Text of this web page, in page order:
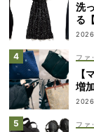
洗
る
ファ
【
増
ファ